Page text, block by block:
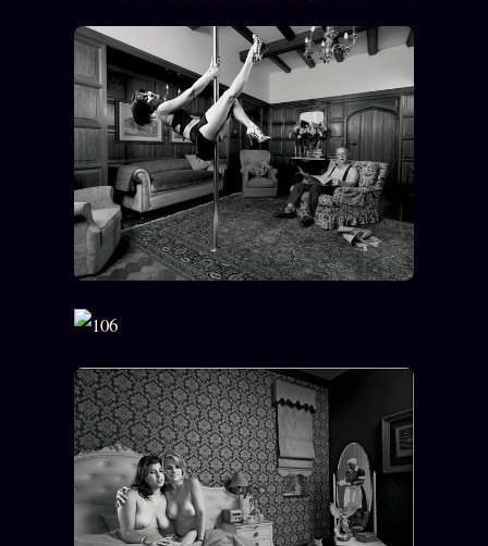
Z/S SYSTEMS LINEAGE 10 ANS
z/S SYSTEMS 2026
BRAINS MODELS2017
GENERIC ARCHITECTS 2018
Archives SMK26 TRANSM.
SMK Manifeste
Gossip Manifeste
Gossip Pacte
Prophétie confirmée
ÉDITORIAL ÉQUIPE + AUTEURS
À propos